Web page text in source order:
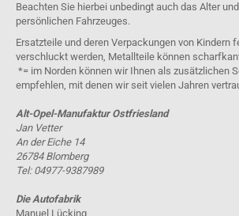
Beachten Sie hierbei unbedingt auch das Alter
persönlichen Fahrzeuges.
Ersatzteile und deren Verpackungen von Kindern
verschluckt werden, Metallteile können
*= im Norden können wir Ihnen als zusätzlichen
empfehlen, mit denen wir seit vielen Jahren
Alt-Opel-Manufaktur Ostfriesland
Jan Vetter
An der Eiche 14
26784 Blomberg
Tel: 04977-9387989
Die Autofabrik
Manuel Lücking